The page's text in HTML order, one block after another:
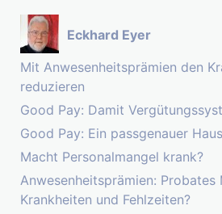
Eckhard Eyer
Mit Anwesenheitsprämien den
reduzieren
Good Pay: Damit
Good Pay: Ein passgenauer
Macht Personalmangel krank?
Anwesenheitsprämien: Probates
Krankheiten und Fehlzeiten?